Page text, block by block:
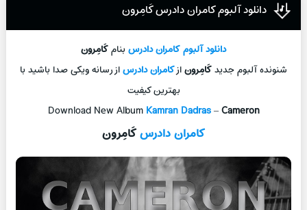
دانلود آلبوم کامران دادرس کَامِرون
دانلود آلبومکامران دادرسبنامکَامِرون
شنونده آلبوم جدیدکَامِرونازکامران دادرساز رسانه ویکی صدا باشید با
بهترین کیفیت
Download New Album Kamran Dadras–Cameron
کامران دادرسکَامِرون